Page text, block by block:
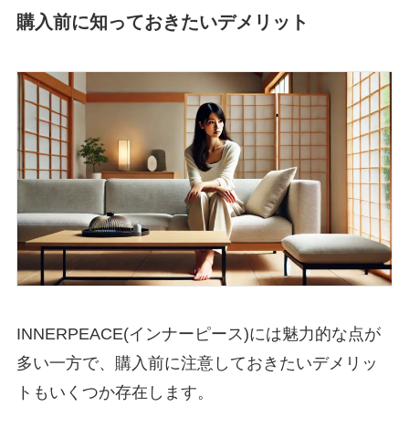
購入前に知っておきたいデメリット
INNERPEACE(インナーピース)には魅力的な点が
多い一方で、購入前に注意しておきたいデメリッ
トもいくつか存在します。